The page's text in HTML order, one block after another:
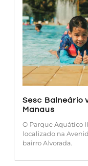
Sesc Balneário
Manaus
O Parque Aquático
localizado na
bairro Alvorada.